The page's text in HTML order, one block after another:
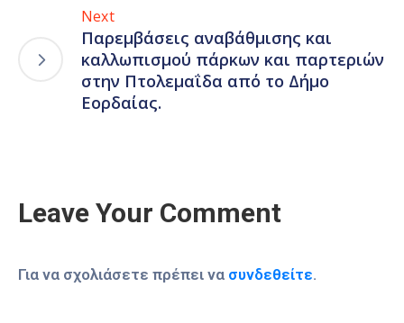
Next
Παρεμβάσεις αναβάθμισης και
καλλωπισμού πάρκων και παρτεριών
στην Πτολεμαΐδα από το Δήμο
Εορδαίας.
Leave Your Comment
Για να σχολιάσετε πρέπει να συνδεθείτε.